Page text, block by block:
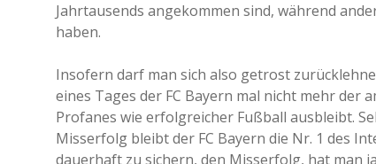
Jahrtausends angekommen sind, während
haben.
Insofern darf man sich also getrost
eines Tages der FC Bayern mal nicht mehr der
Profanes wie erfolgreicher Fußball ausbleibt.
Misserfolg bleibt der FC Bayern die Nr. 1 des
dauerhaft zu sichern, den Misserfolg, hat man